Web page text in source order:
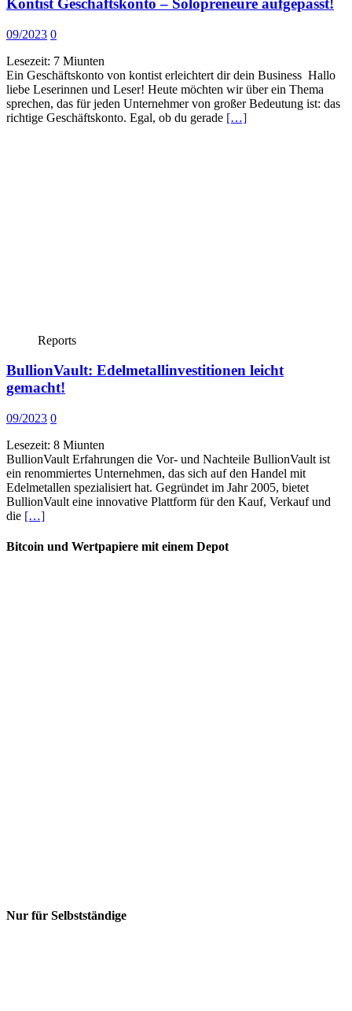
Kontist Geschäftskonto – Solopreneure aufgepasst!
09/2023 0
Lesezeit: 7 Miunten
Ein Geschäftskonto von kontist erleichtert dir dein Business Hallo
liebe Leserinnen und Leser! Heute möchten wir über ein Thema
sprechen, das für jeden Unternehmer von großer Bedeutung ist: das
richtige Geschäftskonto. Egal, ob du gerade […]
Reports
BullionVault: Edelmetallinvestitionen leicht
gemacht!
09/2023 0
Lesezeit: 8 Miunten
BullionVault Erfahrungen die Vor- und Nachteile BullionVault ist
ein renommiertes Unternehmen, das sich auf den Handel mit
Edelmetallen spezialisiert hat. Gegründet im Jahr 2005, bietet
BullionVault eine innovative Plattform für den Kauf, Verkauf und
die […]
Bitcoin und Wertpapiere mit einem Depot
Nur für Selbstständige